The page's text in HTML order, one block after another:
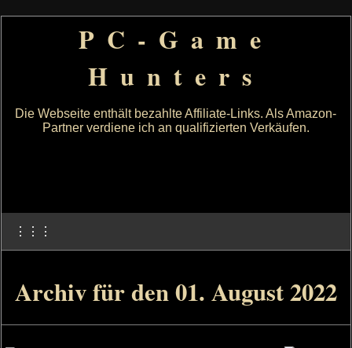
PC-Game
Hunters
Die Webseite enthält bezahlte Affiliate-Links. Als Amazon-
Partner verdiene ich an qualifizierten Verkäufen.
⋮⋮⋮
Archiv für den 01. August 2022